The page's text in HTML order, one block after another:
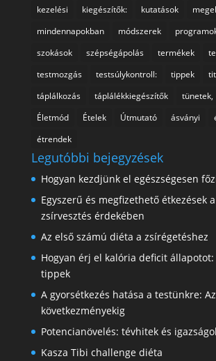
kezelési
kiegészítők: kutatások
mindennapokban
módszerek
szokások
szépségápolás termékek
testmozgás
testsúlykontroll: tippek
táplálkozás
táplálékkiegészítők tünetek,
Életmód
Ételek Útmutató ásványi
étrendek
Legutóbbi bejegyzések
Hogyan kezdjünk el egészségesen
Egyszerű és megfizethető étkezések
zsírvesztés érdekében
Az első számú diéta a zsírégetéshez
Hogyan érj el kalória deficit
tippek
A gyorsétkezés hatása a testünkre:
következményekig
Potencianövelés: tévhitek és
Kasza Tibi challenge diéta